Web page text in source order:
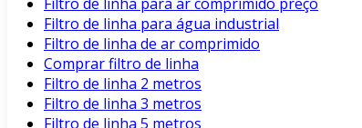
Filtro de linha para água industrial
Filtro de linha de ar comprimido
Comprar filtro de linha
Filtro de linha 2 metros
Filtro de linha 3 metros
Filtro de linha 5 metros